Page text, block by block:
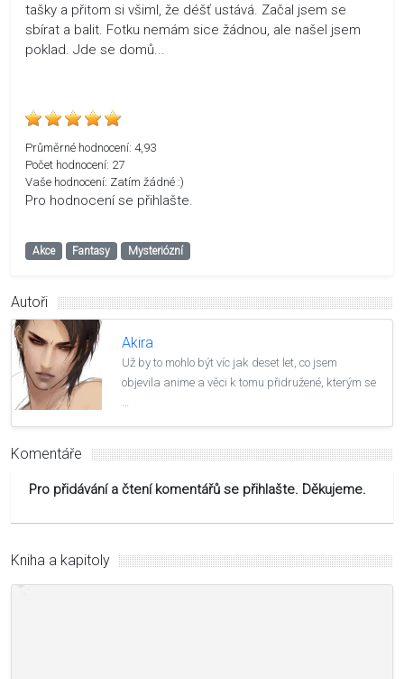
tašky a přitom si všiml, že déšť ustává. Začal jsem se
sbírat a balit. Fotku nemám sice žádnou, ale našel jsem
poklad. Jde se domů...
Průměrné hodnocení: 4,93
Počet hodnocení: 27
Vaše hodnocení: Zatím žádné :)
Pro hodnocení se přihlašte.
Akce Fantasy Mysteriózní
Autoři
Akira
Už by to mohlo být víc jak deset let, co jsem
objevila anime a věci k tomu přidružené, kterým se
…
Komentáře
Pro přidávání a čtení komentářů se přihlašte. Děkujeme.
Kniha a kapitoly